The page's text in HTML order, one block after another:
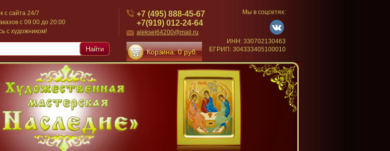
с сайта 24/7
с 09:00 до 20:00
с художником!
+7 (495) 888-45-67
+7(919) 012-24-64
aleksei64200@mail.ru
Корзина: 0 руб.
Мы в соцсетях:
ИНН: 330702130463
ЕГРИП: 304333405100010
Найти